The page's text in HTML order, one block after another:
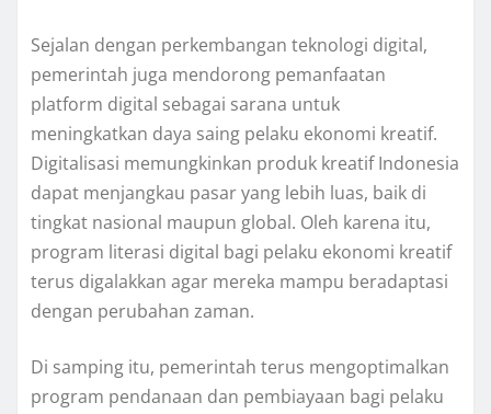
Sejalan dengan perkembangan teknologi digital,
pemerintah juga mendorong pemanfaatan
platform digital sebagai sarana untuk
meningkatkan daya saing pelaku ekonomi kreatif.
Digitalisasi memungkinkan produk kreatif Indonesia
dapat menjangkau pasar yang lebih luas, baik di
tingkat nasional maupun global. Oleh karena itu,
program literasi digital bagi pelaku ekonomi kreatif
terus digalakkan agar mereka mampu beradaptasi
dengan perubahan zaman.
Di samping itu, pemerintah terus mengoptimalkan
program pendanaan dan pembiayaan bagi pelaku